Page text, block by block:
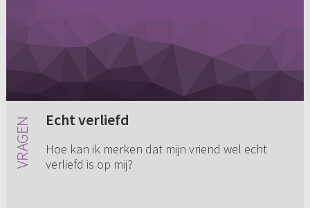
Echt verliefd
Hoe kan ik merken dat mijn vriend wel echt
verliefd is op mij?